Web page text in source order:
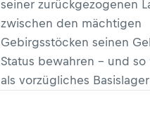
seiner zurückgezogenen
zwischen den mächtigen
Gebirgsstöcken seinen
Status bewahren – und
als vorzügliches